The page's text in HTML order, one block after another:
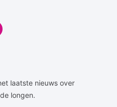
laatste nieuws over
longen.